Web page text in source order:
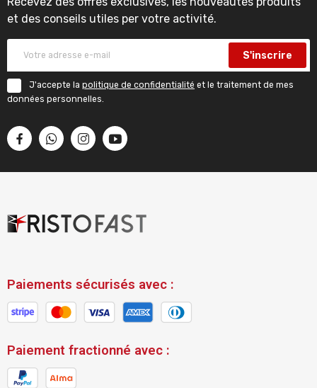
et des conseils utiles per votre activité.
S'inscrire
J'accepte la politique de confidentialité et le traitement de mes
données personnelles.
Paiements sécurisés avec :
Paiement fractionné avec :